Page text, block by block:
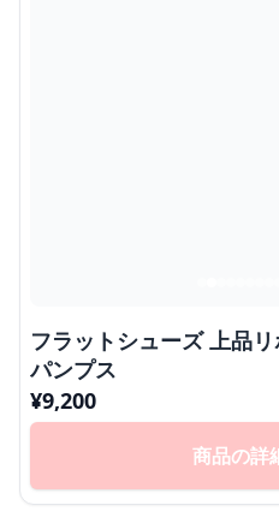
フラットシューズ 上品
パンプス
¥9,200
商品の詳